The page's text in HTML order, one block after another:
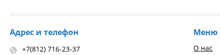
Адрес и телефон
+7(812) 716-23-37
Меню
О нас